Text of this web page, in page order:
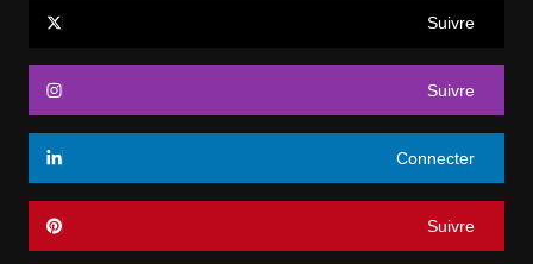
Suivre
Suivre
Connecter
Suivre